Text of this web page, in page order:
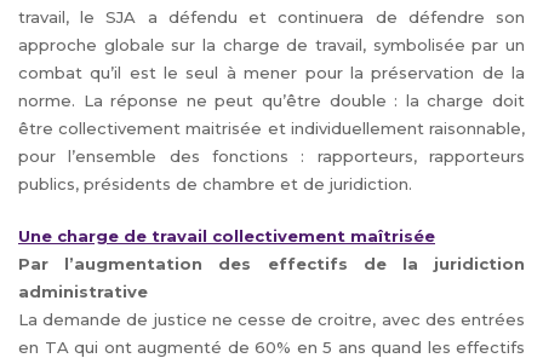
travail, le SJA a défendu et continuera de défendre son
approche globale sur la charge de travail, symbolisée par un
combat qu’il est le seul à mener pour la préservation de la
norme. La réponse ne peut qu’être double : la charge doit
être collectivement maitrisée et individuellement raisonnable,
pour l’ensemble des fonctions : rapporteurs, rapporteurs
publics, présidents de chambre et de juridiction.
Une charge de travail collectivement maîtrisée
Par l’augmentation des effectifs de la juridiction
administrative
La demande de justice ne cesse de croitre, avec des entrées
en TA qui ont augmenté de 60% en 5 ans quand les effectifs